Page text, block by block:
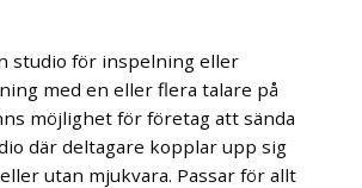
studio för inspelning eller
med en eller flera talare på
möjlighet för företag att sända
där deltagare kopplar upp sig
utan mjukvara. Passar för allt